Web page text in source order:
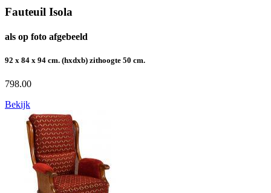
Fauteuil Isola
als op foto afgebeeld
92 x 84 x 94 cm. (hxdxb) zithoogte 50 cm.
798.00
Bekijk